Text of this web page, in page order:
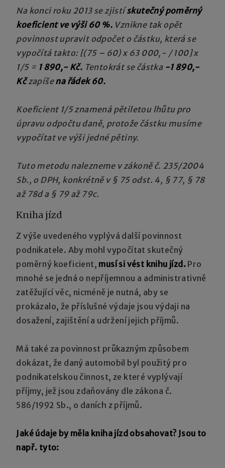
Na konci roku 2013 se zjistískutečný poměrný
koeficient ve výši 60 %. Vznikne tak opět
povinnost upravit odpočet o částku, která se
vypočítá takto: [(75 – 60) x 63 000,- / 100]x
1/5 = 1 890,- Kč. Tentokrát se částka -1 890,-
Kčzapíšena řádek 60.
Koeficient 1/5 znamená pětiletou lhůtu pro
úpravu odpočtu daně, protože částku musíme
vypočítat ve výši jedné pětiny.
Tuto metodu nalezneme v zákoně č. 235/2004
Sb., o DPH, konkrétně v § 75 odst. 4, § 77, § 78
až 78d a § 79 až 79c.
Kniha jízd
Z výše uvedeného vyplývá další povinnost
podnikatele. Aby mohl vypočítat skutečný
poměrný koeficient, musí si vést knihu jízd. Pro
mnohé se jedná o nepříjemnou a administrativně
zatěžující věc, nicméně je nutná, aby se
prokázalo, že příslušné výdaje jsou výdaji na
dosažení, zajištění a udržení jejich příjmů.
Má také za povinnost průkazným způsobem
dokázat, že daný automobil byl použitý pro
podnikatelskou činnost, ze které vyplývají
příjmy, jež jsou zdaňovány dle zákona č.
586/1992 Sb., o daních z příjmů.
Jaké údaje by měla kniha jízd obsahovat? Jsou to
např. tyto: